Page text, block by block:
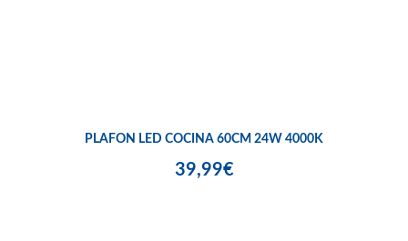
PLAFON LED COCINA 60CM 24W 4000K
39,99€